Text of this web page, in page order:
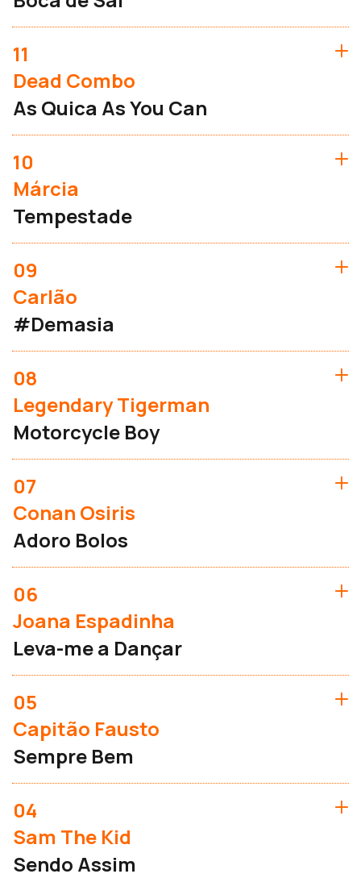
11
Dead Combo
As Quica As You Can
10
Márcia
Tempestade
09
Carlão
#Demasia
08
Legendary Tigerman
Motorcycle Boy
07
Conan Osiris
Adoro Bolos
06
Joana Espadinha
Leva-me a Dançar
05
Capitão Fausto
Sempre Bem
04
Sam The Kid
Sendo Assim